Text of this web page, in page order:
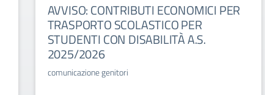
AVVISO: CONTRIBUTI ECONOMICI PER
TRASPORTO SCOLASTICO PER
STUDENTI CON DISABILITÀ A.S.
2025/2026
comunicazione genitori